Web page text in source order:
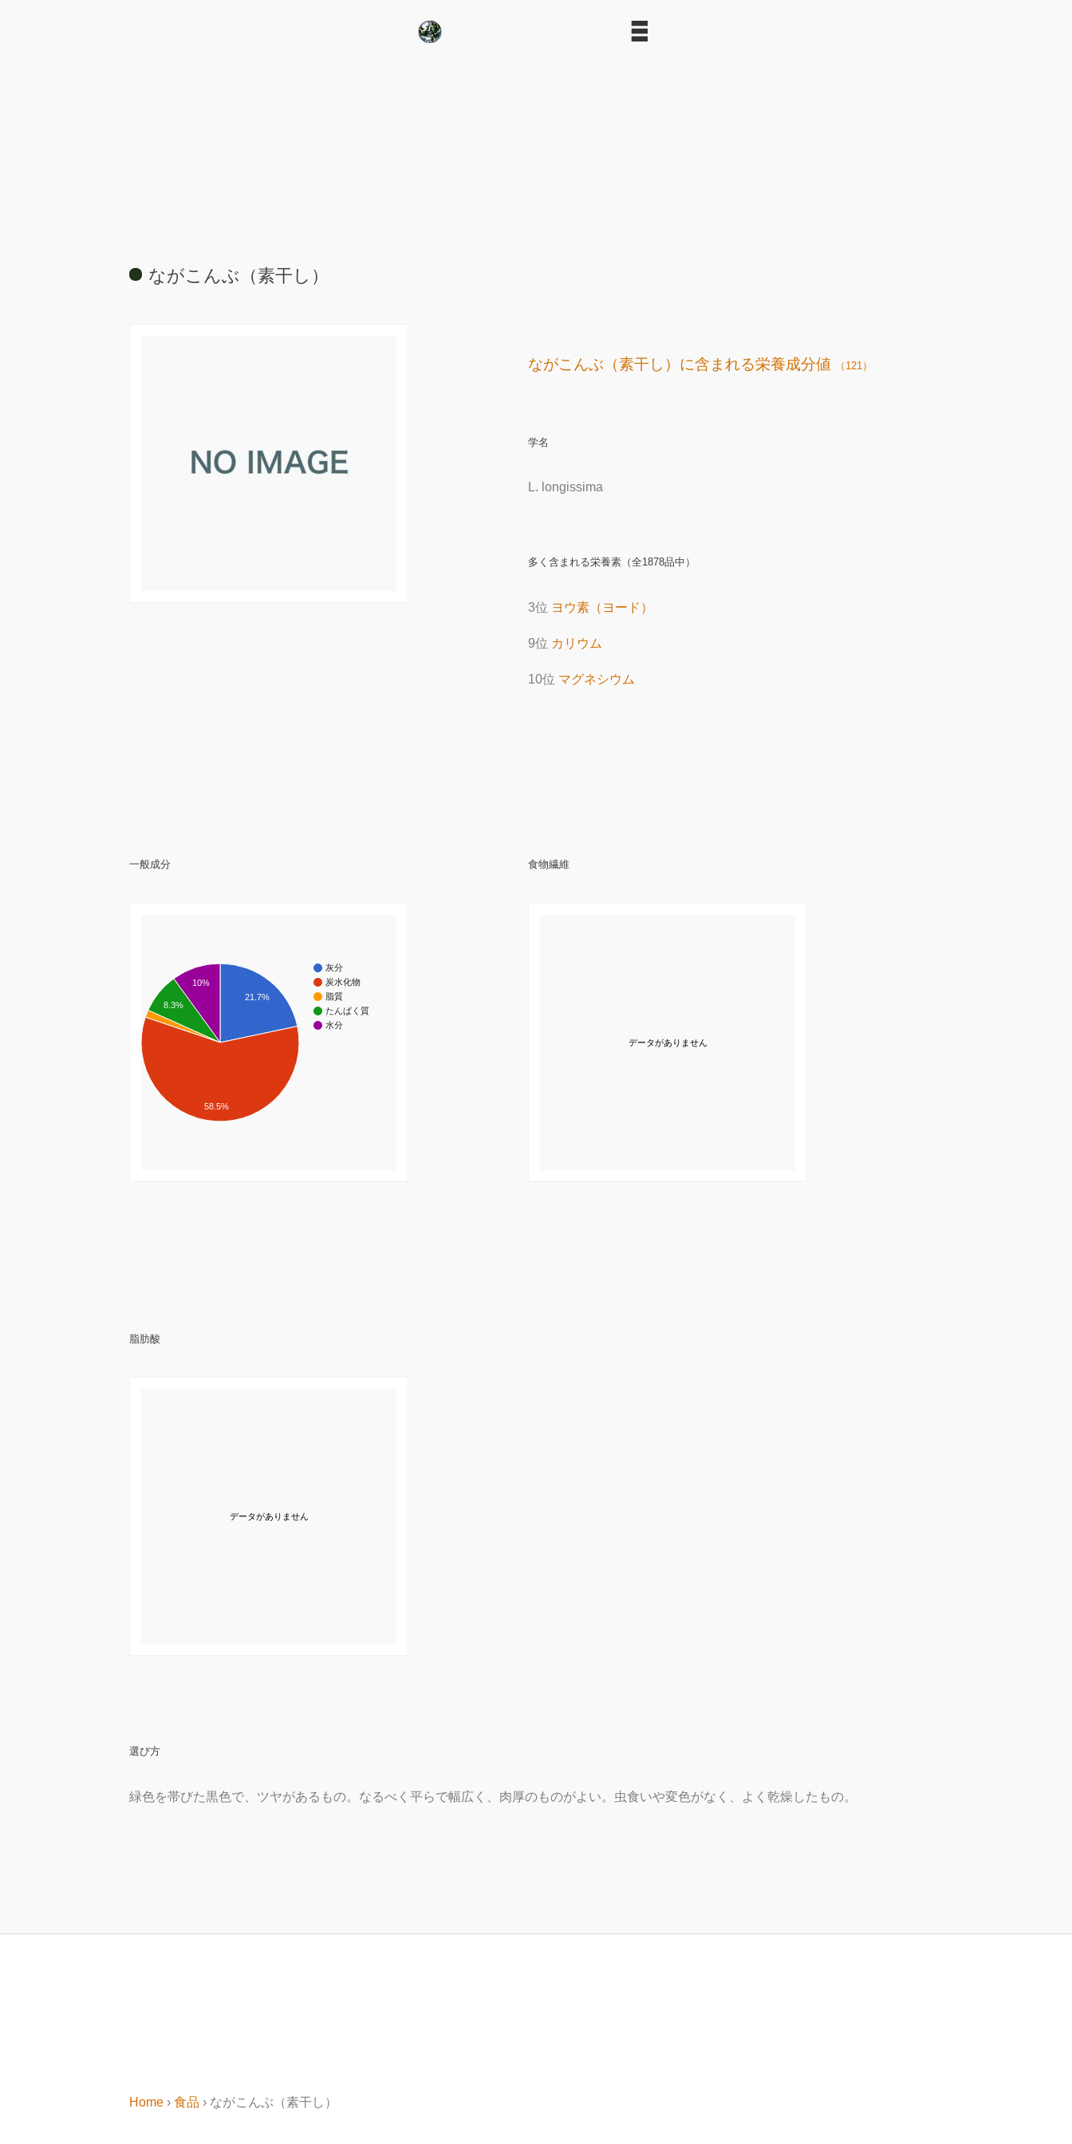
ながこんぶ（素干し）
ながこんぶ（素干し）に含まれる栄養成分値 （121）
学名
L. longissima
多く含まれる栄養素（全1878品中）
3位 ヨウ素（ヨード）
9位 カリウム
10位 マグネシウム
一般成分
灰分
炭水化物
脂質
たんぱく質
水分
21.7%
10%
8.3%
58.5%
食物繊維
データがありません
脂肪酸
データがありません
選び方
緑色を帯びた黒色で、ツヤがあるもの。なるべく平らで幅広く、肉厚のものがよい。虫食いや変色がなく、よく乾燥したもの。
Home › 食品 › ながこんぶ（素干し）